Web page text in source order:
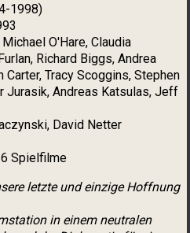
1998)
O'Hare, Claudia
Richard Biggs, Andrea
Tracy Scoggins, Stephen
Jurasik, Andreas Katsulas, Jeff
David Netter
Spielfilme
letzte und einzige Hoffnung
in einem neutralen